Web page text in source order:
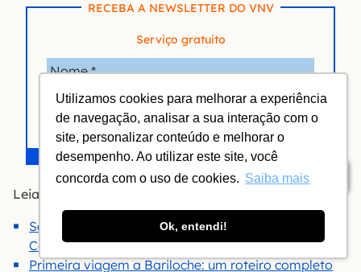
Utilizamos cookies para melhorar a experiência
de navegação, analisar a sua interação com o
site, personalizar conteúdo e melhorar o
desempenho. Ao utilizar este site, você
concorda com o uso de cookies. Saiba mais
Ok, entendi!
Índice
RECEBA A NEWSLETTER DO VNV
Serviço gratuito
Leia mais:
San Martín de Los Andes: Rota dos 7 Lagos e Paso
Córdoba
Primeira viagem a Bariloche: um roteiro completo